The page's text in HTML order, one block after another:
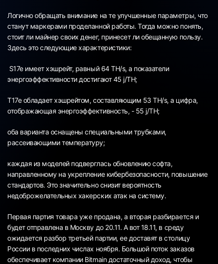
Логично обращать внимание на те улучшенные параметры, что
станут маркерами проделанной работы. Тогда можно понять,
стоит ли майнер своих денег, принесет ли обещанную пользу.
Здесь это следующие характеристики:
S17e имеет хэшрейт, равный 64 TH/s, а показатели
энергоэффективности достигают 45 j/TH;
Т17е обладает хэшрейтом, составляющим 53 TH/s, а цифра,
отображающая энергоэффективность, - 55 j/TH;
оба варианта оснащены специальными трубками,
рассеивающими температуру;
каждая из моделей подверглась обновлению софта,
направленному на укрепление кибербезопасности, повышение
стандартов. Это значительно снизит вероятность
недоброжелательных хакерских атак на систему.
Первая партия товара уже продана, а вторая разбирается и
будет отправлена в Москву до 20.11. А вот 18.11, в среду
ожидается разбор третьей партии, ее доставят в столицу
России в последних числах ноября. Большой поток заказов
обеспечивает компании Bitmain достаточный доход, чтобы